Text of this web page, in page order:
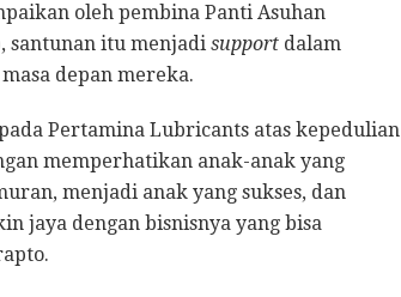
oleh pembina Panti Asuhan
santunan itu menjadi support dalam
depan mereka.
Pertamina Lubricants atas kepedulian
memperhatikan anak-anak yang
menjadi anak yang sukses, dan
jaya dengan bisnisnya yang bisa